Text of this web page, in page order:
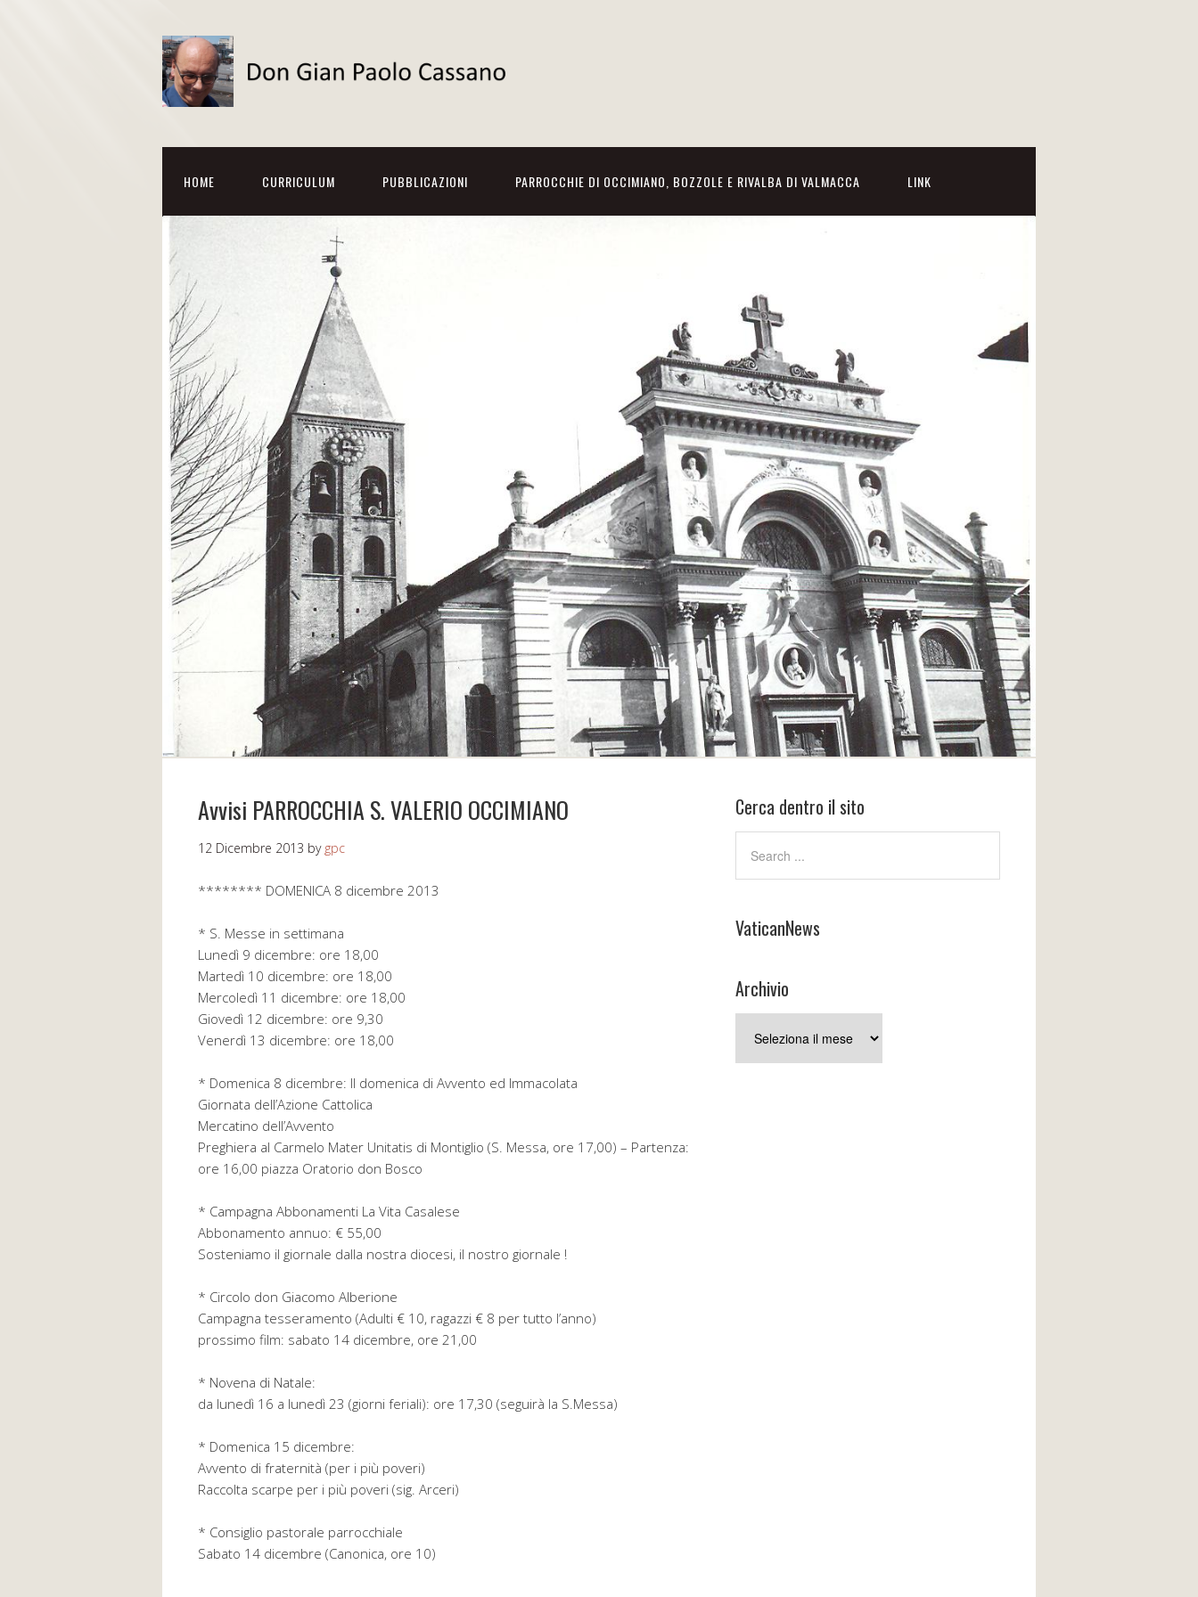
HOME CURRICULUM PUBBLICAZIONI PARROCCHIE DI OCCIMIANO, BOZZOLE E RIVALBA DI VALMACCA LINK
Avvisi PARROCCHIA S. VALERIO OCCIMIANO
12 Dicembre 2013 by gpc
******** DOMENICA 8 dicembre 2013
* S. Messe in settimana
Lunedì 9 dicembre: ore 18,00
Martedì 10 dicembre: ore 18,00
Mercoledì 11 dicembre: ore 18,00
Giovedì 12 dicembre: ore 9,30
Venerdì 13 dicembre: ore 18,00
* Domenica 8 dicembre: II domenica di Avvento ed Immacolata
Giornata dell’Azione Cattolica
Mercatino dell’Avvento
Preghiera al Carmelo Mater Unitatis di Montiglio (S. Messa, ore 17,00) – Partenza:
ore 16,00 piazza Oratorio don Bosco
* Campagna Abbonamenti La Vita Casalese
Abbonamento annuo: € 55,00
Sosteniamo il giornale dalla nostra diocesi, il nostro giornale !
* Circolo don Giacomo Alberione
Campagna tesseramento (Adulti € 10, ragazzi € 8 per tutto l’anno)
prossimo film: sabato 14 dicembre, ore 21,00
* Novena di Natale:
da lunedì 16 a lunedì 23 (giorni feriali): ore 17,30 (seguirà la S.Messa)
* Domenica 15 dicembre:
Avvento di fraternità (per i più poveri)
Raccolta scarpe per i più poveri (sig. Arceri)
* Consiglio pastorale parrocchiale
Sabato 14 dicembre (Canonica, ore 10)
Cerca dentro il sito
VaticanNews
Archivio